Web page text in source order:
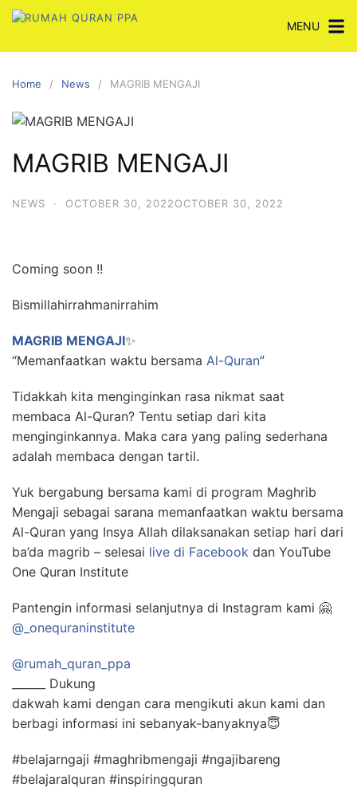
Skip
content
MENU
Home News MAGRIB MENGAJI
MAGRIB MENGAJI
NEWS · OCTOBER 30, 2022OCTOBER 30, 2022
Coming soon !!
Bismillahirrahmanirrahim
MAGRIB MENGAJI✨
“Memanfaatkan waktu bersama Al-Quran”
Tidakkah kita menginginkan rasa nikmat saat
membaca Al-Quran? Tentu setiap dari kita
menginginkannya. Maka cara yang paling sederhana
adalah membaca dengan tartil.
Yuk bergabung bersama kami di program Maghrib
Mengaji sebagai sarana memanfaatkan waktu bersama
Al-Quran yang Insya Allah dilaksanakan setiap hari dari
ba’da magrib – selesai live di Facebook dan YouTube
One Quran Institute
Pantengin informasi selanjutnya di Instagram kami 🤗
@_onequraninstitute
@rumah_quran_ppa
______ Dukung
dakwah kami dengan cara mengikuti akun kami dan
berbagi informasi ini sebanyak-banyaknya😇
#belajarngaji #maghribmengaji #ngajibareng
#belajaralquran #inspiringquran